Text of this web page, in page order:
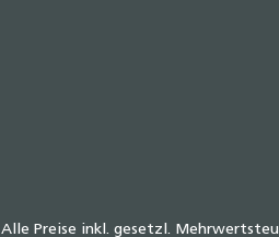
Alle Preise inkl. gesetzl.